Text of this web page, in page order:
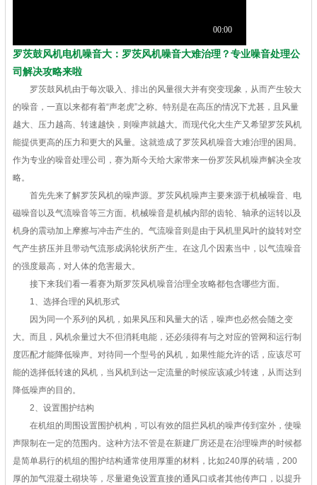
罗茨鼓风机电机噪音大：罗茨风机噪音大难治理？专业噪音处理公
司解决攻略来啦
罗茨鼓风机由于每次吸入、排出的风量很大并有突变现象，从而产生较大
的噪音，一直以来都有着“声老虎”之称。特别是在高压的情况下尤甚，且风量
越大、压力越高、转速越快，则噪声就越大。而现代化大生产又希望罗茨风机
能提供更高的压力和更大的风量。这就造成了罗茨风机噪音大难治理的困局。
作为专业的噪音处理公司，赛为斯今天给大家带来一份罗茨风机噪声解决全攻
略。
首先先来了解罗茨风机的噪声源。罗茨风机噪声主要来源于机械噪音、电
磁噪音以及气流噪音等三方面。机械噪音是机械内部的齿轮、轴承的运转以及
机身的震动加上摩擦与冲击产生的。气流噪音则是由于风机里风叶的旋转对空
气产生挤压并且带动气流形成涡轮状所产生。在这几个因素当中，以气流噪音
的强度最高，对人体的危害最大。
接下来我们看一看赛为斯罗茨风机噪音治理全攻略都包含哪些方面。
1、选择合理的风机形式
因为同一个系列的风机，如果风压和风量大的话，噪声也必然会随之变
大。而且，风机余量过大不但消耗电能，还必须得有与之对应的管网和运行制
度匹配才能降低噪声。对待同一个型号的风机，如果性能允许的话，应该尽可
能的选择低转速的风机，当风机到达一定流量的时候应该减少转速，从而达到
降低噪声的目的。
2、设置围护结构
在机组的周围设置围护机构，可以有效的阻拦风机的噪声传到室外，使噪
声限制在一定的范围内。这种方法不管是在新建厂房还是在治理噪声的时候都
是简单易行的机组的围护结构通常使用厚重的材料，比如240厚的砖墙，200
厚的加气混凝土砌块等，尽量避免设置直接的通风口或者其他传声口，以提升